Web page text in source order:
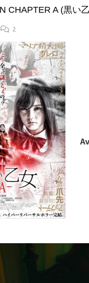
CHAPTER A (黒い
2